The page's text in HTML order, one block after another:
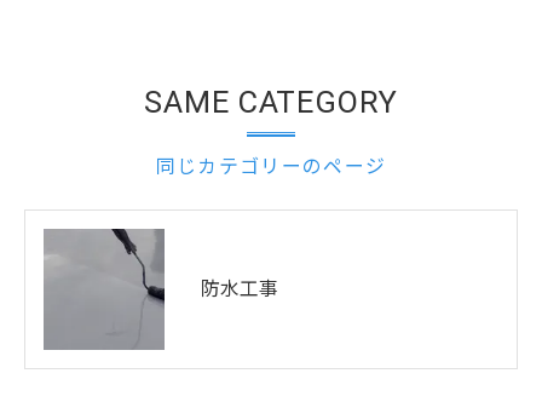
同じカテゴリーのページ
SAME CATEGORY
防水工事